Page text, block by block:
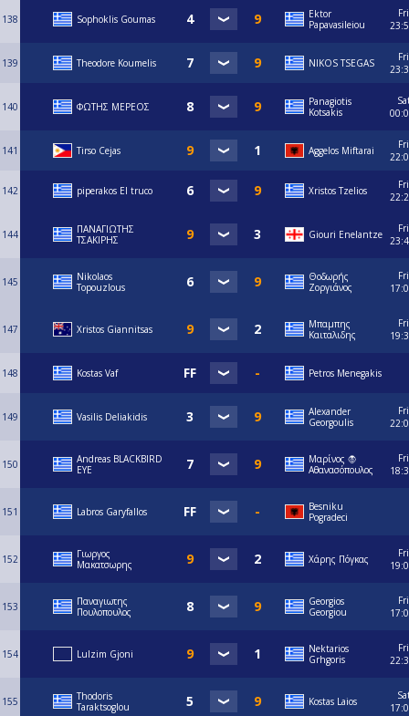
138 Sophoklis Goumas
Ektor
Papavasileiou
Fri
139 Theodore Koumelis NIKOS TSEGAS
Fri
140 ΦΩΤΗΣ ΜΕΡΕΟΣ
Panagiotis
Kotsakis
141 Tirso Cejas Aggelos Miftarai
Fri
142 piperakos El truco Xristos Tzelios
Fri
144
ΠΑΝΑΓΙΩΤΗΣ
ΤΣΑΚΙΡΗΣ
Giouri Enelantze
Fri
145
Nikolaos
Topouzlous
Θοδωρής
Ζοργιάνος
Fri
147 Xristos Giannitsas
Μπαμπης
Καιταλιδης
Fri
148 Κostas Vaf Petros Menegakis
149 Vasilis Deliakidis
Alexander
Georgoulis
Fri
150
Andreas BLACKBIRD
EYE
Μαρίνος 🧛
Αθανασόπουλος
Fri
151 Labros Garyfallos
Besniku
Pogradeci
152
Γιωργος
Μακατσωρης
Χάρης Πόγκας
Fri
153
Παναγιωτης
Πουλοπουλος
Georgios
Georgiou
Fri
154 Lulzim Gjoni
Nektarios
Grhgoris
Fri
155
Thodoris
Taraktsoglou
Kostas Laios